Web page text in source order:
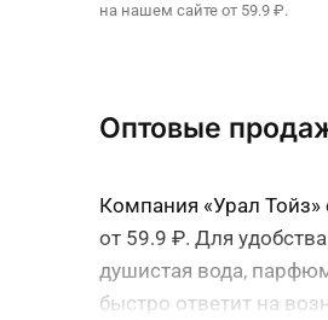
Anbeiya Family
Attomex
AUTOPROFI
AЯT CRAFT
Baby BOOM
Balody
на нашем сайте от 59.9 ₽.
Оптовые
Компания «Урал Тойз»
от 59.9 ₽. Для
душистая вода,
быстро ответит на